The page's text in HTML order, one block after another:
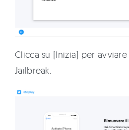
Clicca su [Inizia] per
Jailbreak.